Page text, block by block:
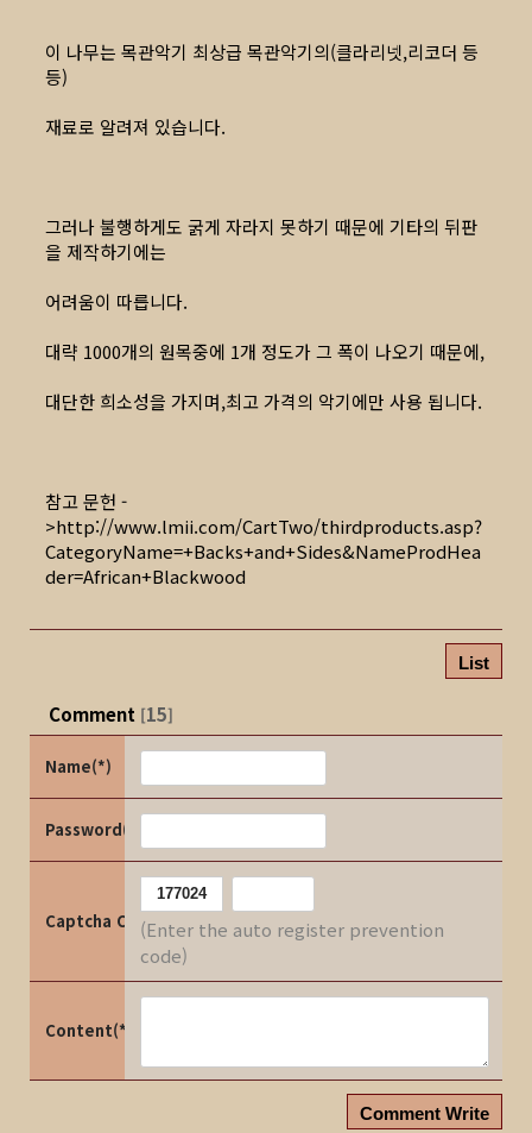
이 나무는 목관악기 최상급 목관악기의(클라리넷,리코더 등
등)
재료로 알려져 있습니다.
그러나 불행하게도 굵게 자라지 못하기 때문에 기타의 뒤판
을 제작하기에는
어려움이 따릅니다.
대략 1000개의 원목중에 1개 정도가 그 폭이 나오기 때문에,
대단한 희소성을 가지며,최고 가격의 악기에만 사용 됩니다.
참고 문헌 -
>http://www.lmii.com/CartTwo/thirdproducts.asp?
CategoryName=+Backs+and+Sides&NameProdHea
der=African+Blackwood
List
Comment [15]
Name(*)
Password(*)
Captcha Code(Enter the auto register prevention
code)
Content(*)
Comment Write